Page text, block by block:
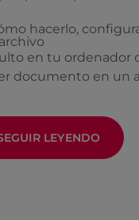
hacerlo,
en tu ordenador
documento en un
LEYENDO